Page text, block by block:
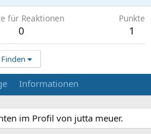
für Reaktionen
0
Punkte
1
Finden
Informationen
im Profil von jutta meuer.